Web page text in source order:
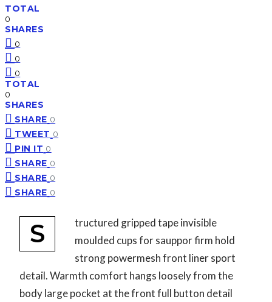
TOTAL
0
SHARES
0
0
0
TOTAL
0
SHARES
SHARE 0
TWEET 0
PIN IT 0
SHARE 0
SHARE 0
SHARE 0
S
tructured gripped tape invisible
moulded cups for sauppor firm hold
strong powermesh front liner sport
detail. Warmth comfort hangs loosely from the
body large pocket at the front full button detail